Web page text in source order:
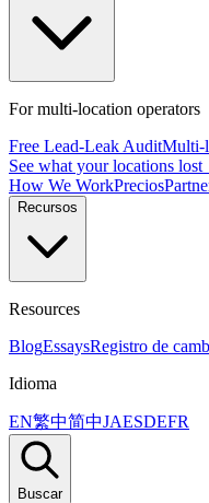
For multi-location operators
Free Lead-Leak AuditMulti-
See what your locations
How We WorkPrecios
Recursos
Resources
BlogEssaysRegistro de
Idioma
EN繁中简中JAESDEFR
Buscar